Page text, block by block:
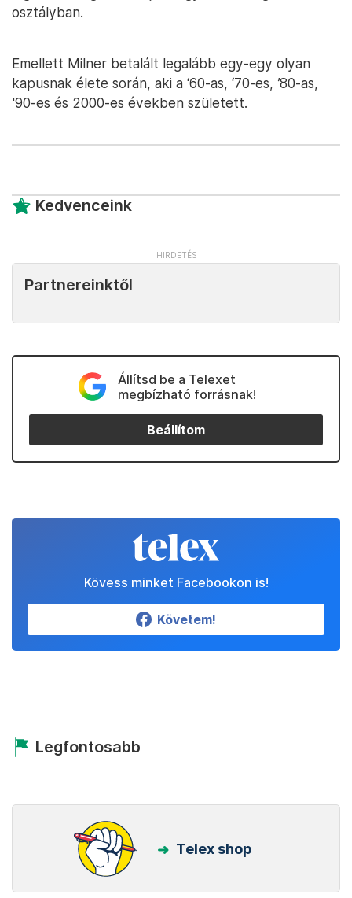
osztályban.
Emellett Milner betalált legalább egy-egy olyan
kapusnak élete során, aki a ‘60-as, ‘70-es, ’80-as,
'90-es és 2000-es években született.
Kedvenceink
Partnereinktől
Állítsd be a Telexet
megbízható forrásnak!
Beállítom
Kövess minket Facebookon is!
Követem!
Legfontosabb
Telex shop